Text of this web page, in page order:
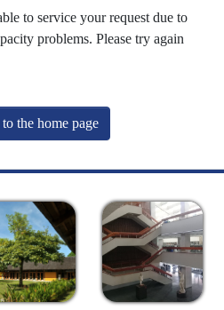
to service your request due to
problems. Please try again
the home page